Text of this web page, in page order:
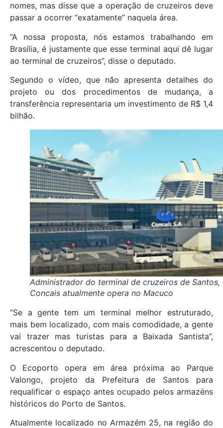
nomes, mas disse que a operação de cruzeiros deve
passar a ocorrer “exatamente” naquela área.
“A nossa proposta, nós estamos trabalhando em
Brasília, é justamente que esse terminal aqui dê lugar
ao terminal de cruzeiros”, disse o deputado.
Segundo o vídeo, que não apresenta detalhes do
projeto ou dos procedimentos de mudança, a
transferência representaria um investimento de R$ 1,4
bilhão.
Administrador do terminal de cruzeiros de Santos,
Concais atualmente opera no Macuco
“Se a gente tem um terminal melhor estruturado,
mais bem localizado, com mais comodidade, a gente
vai trazer mas turistas para a Baixada Santista”,
acrescentou o deputado.
O Ecoporto opera em área próxima ao Parque
Valongo, projeto da Prefeitura de Santos para
requalificar o espaço antes ocupado pelos armazéns
históricos do Porto de Santos.
Atualmente localizado no Armazém 25, na região do